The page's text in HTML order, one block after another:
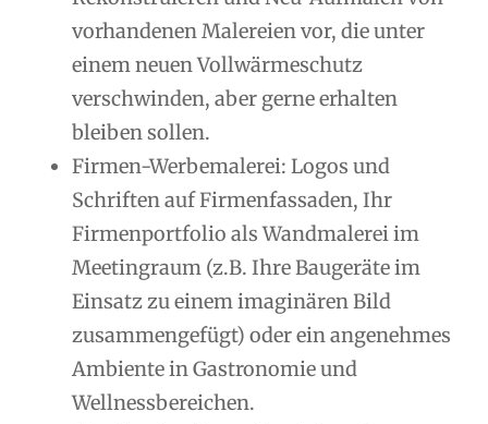
vorhandenen Malereien vor, die unter
einem neuen Vollwärmeschutz
verschwinden, aber gerne erhalten
bleiben sollen.
Firmen-Werbemalerei: Logos und
Schriften auf Firmenfassaden, Ihr
Firmenportfolio als Wandmalerei im
Meetingraum (z.B. Ihre Baugeräte im
Einsatz zu einem imaginären Bild
zusammengefügt) oder ein angenehmes
Ambiente in Gastronomie und
Wellnessbereichen.